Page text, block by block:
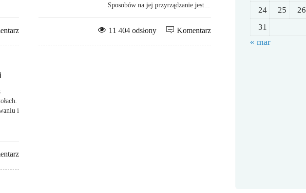
Sposobów na jej przyrządzanie jest...
Komentarz
11 404 odsłony
i
24
25 26
31
« mar